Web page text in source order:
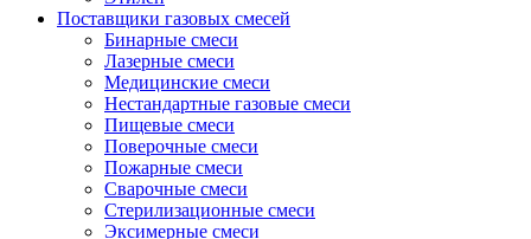
Поставщики газовых смесей
Бинарные смеси
Лазерные смеси
Медицинские смеси
Нестандартные газовые смеси
Пищевые смеси
Поверочные смеси
Пожарные смеси
Сварочные смеси
Стерилизационные смеси
Эксимерные смеси